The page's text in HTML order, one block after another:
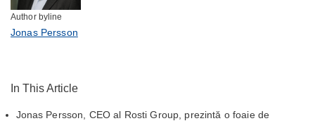
Author byline
Jonas Persson
In This Article
Jonas Persson, CEO al Rosti Group, prezintă o foaie de